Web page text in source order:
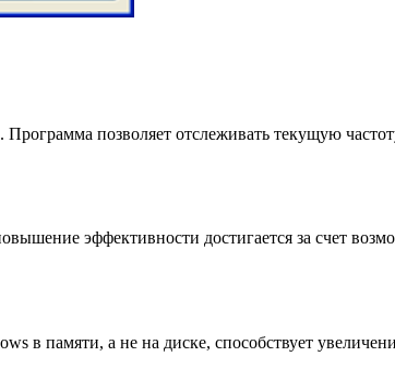
позволяет отслеживать текущую
эффективности достигается за счет
в памяти, а не на диске, способствует